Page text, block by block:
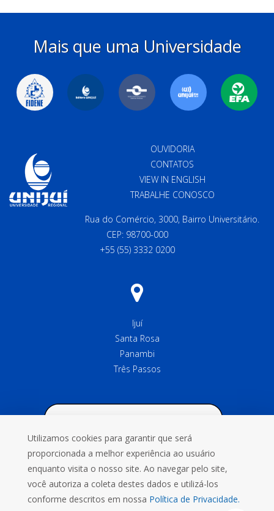
Mais que uma Universidade
OUVIDORIA
CONTATOS
VIEW IN ENGLISH
TRABALHE CONOSCO
Rua do Comércio, 3000, Bairro Universitário.
CEP: 98700-000
+55 (55) 3332 0200
Ijuí
Santa Rosa
Panambi
Três Passos
Utilizamos cookies para garantir que será
proporcionada a melhor experiência ao usuário
enquanto visita o nosso site. Ao navegar pelo site,
você autoriza a coleta destes dados e utilizá-los
conforme descritos em nossa Política de Privacidade.